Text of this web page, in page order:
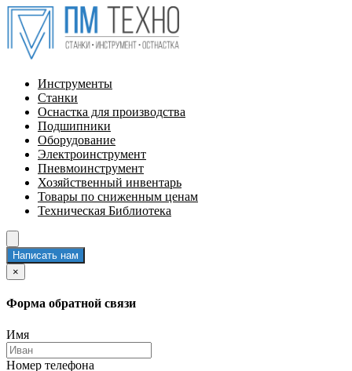
Инструменты
Станки
Оснастка для производства
Подшипники
Оборудование
Электроинструмент
Пневмоинструмент
Хозяйственный инвентарь
Товары по сниженным ценам
Техническая Библиотека
Написать нам
×
Форма обратной связи
Имя
Номер телефона